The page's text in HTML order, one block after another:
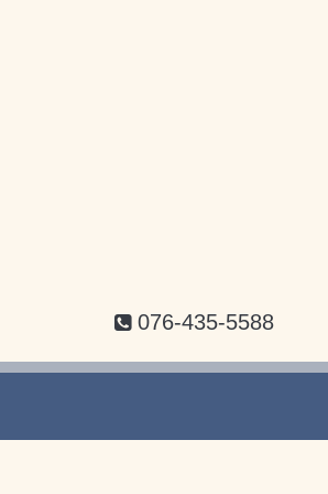
076-435-5588